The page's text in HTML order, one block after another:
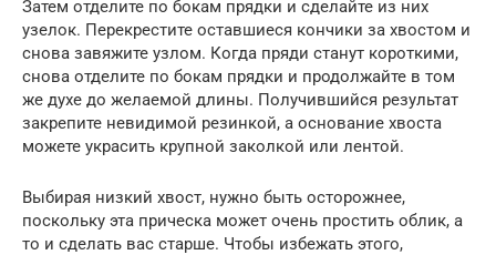
Затем отделите по бокам прядки и сделайте из них
узелок. Перекрестите оставшиеся кончики за хвостом и
снова завяжите узлом. Когда пряди станут короткими,
снова отделите по бокам прядки и продолжайте в том
же духе до желаемой длины. Получившийся результат
закрепите невидимой резинкой, а основание хвоста
можете украсить крупной заколкой или лентой.
Выбирая низкий хвост, нужно быть осторожнее,
поскольку эта прическа может очень простить облик, а
то и сделать вас старше. Чтобы избежать этого,